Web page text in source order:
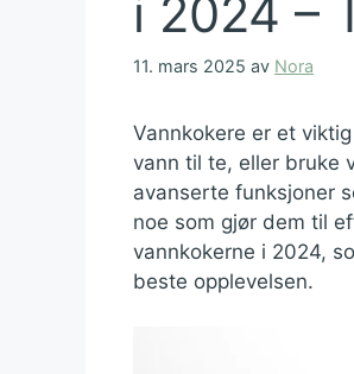
i 2024 –
11. mars 2025 av Nora
Vannkokere er et
vann til te, eller bruke
avanserte funksjoner
noe som gjør dem til
vannkokerne i 2024,
beste opplevelsen.